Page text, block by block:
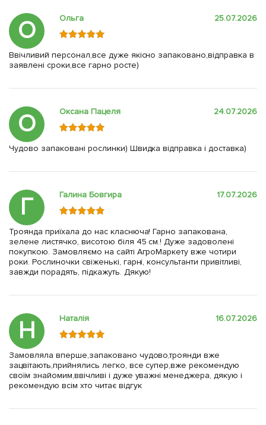
О Ольга 25.07.2026
Ввічливий персонал,все дуже якісно запаковано,відправка в
заявлені сроки,все гарно росте)
О Оксана Пацеля 24.07.2026
Чудово запаковані рослинки) Швидка відправка і доставка)
Г Галина Бовгира 17.07.2026
Троянда приїхала до нас класнюча! Гарно запакована,
зелене листячко, висотою біля 45 см.! Дуже задоволені
покупкою. Замовляємо на сайті АгроМаркету вже чотири
роки. Рослиночки свіженькі, гарні, консультанти привітливі,
завжди порадять, підкажуть. Дякую!
Н Наталія 16.07.2026
Замовляла вперше,запаковано чудово,троянди вже
зацвітають,прийнялись легко, все супер,вже рекомендую
своїм знайомим,ввічливі і дуже уважні менеджера, дякую і
рекомендую всім хто читає відгук